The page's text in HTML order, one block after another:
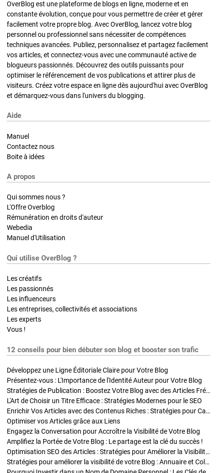
OverBlog est une plateforme de blogs en ligne, moderne et en
constante évolution, conçue pour vous permettre de créer et gérer
facilement votre propre blog. Avec OverBlog, lancez votre blog
personnel ou professionnel sans nécessiter de compétences
techniques avancées. Publiez, personnalisez et partagez facilement
vos articles, et connectez-vous avec une communauté active de
blogueurs passionnés. Découvrez des outils puissants pour
optimiser le référencement de vos publications et attirer plus de
visiteurs. Créez votre espace en ligne dès aujourd'hui avec OverBlog
et démarquez-vous dans l'univers du blogging.
Aide
Manuel
Contactez nous
Boite à idées
A propos
Qui sommes nous ?
L'Offre Overblog
Rémunération en droits d'auteur
Webedia
Manuel d'Utilisation
Qui utilise OverBlog ?
Les créatifs
Les passionnés
Les influenceurs
Les entreprises, collectivités et associations
Les experts
Vous !
12 conseils pour bien débuter son blog et booster son trafic
Développez une Ligne Éditoriale Claire pour Votre Blog
Présentez-vous : L'Importance de l'Identité Auteur pour Votre Blog
Stratégies de Publication : Boostez Votre Blog avec des Articles Fréquents et Exclusifs
L'Art de Choisir un Titre Efficace : Stratégies Modernes pour le SEO
Enrichir Vos Articles avec des Contenus Riches : Stratégies pour Captiver et Optimiser
Optimiser vos Articles grâce aux Liens
Engagez la Conversation pour Accroître la Visibilité de Votre Blog
Amplifiez la Portée de Votre Blog : Le partage est la clé du succès !
Optimisation SEO des Articles : Stratégies pour Améliorer la Visibilité de Votre Blog
Stratégies pour améliorer la visibilité de votre Blog : Annuaire et Collaborations